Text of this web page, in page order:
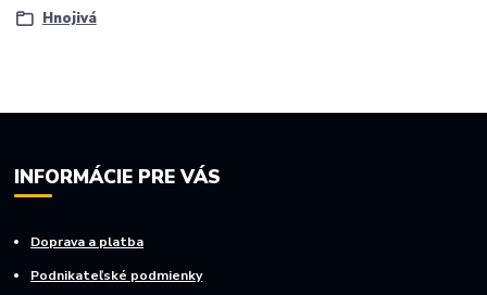
Hnojivá
INFORMÁCIE PRE VÁS
Doprava a platba
Podnikateľské podmienky